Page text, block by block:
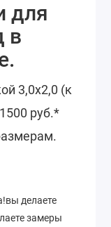
для
в
3,0х2,0 (к
руб.*
делаете
замеры